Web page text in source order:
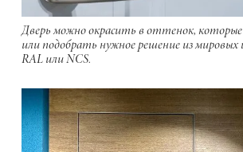
Дверь можно окрасить в оттенок, которые
или подобрать нужное решение из
RAL или NCS.